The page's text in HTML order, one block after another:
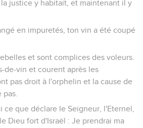
justice y habitait, et maintenant il y
en impuretés, ton vin a été coupé
et sont complices des voleurs.
de-vin et courent après les
pas droit à l'orphelin et la cause de
ce que déclare le Seigneur, l'Eternel,
Dieu fort d'Israël : Je prendrai ma